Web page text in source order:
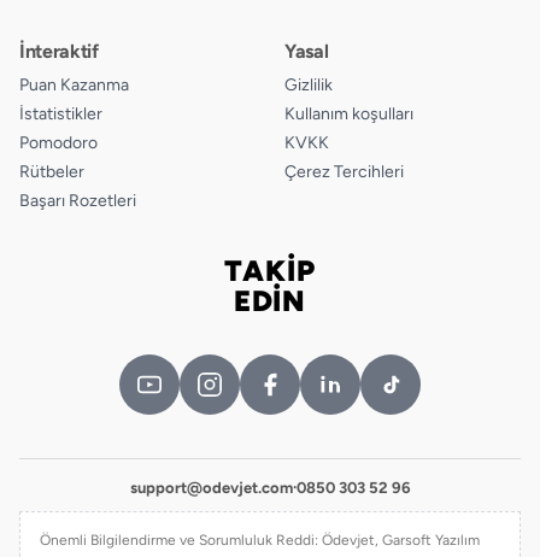
İnteraktif
Puan Kazanma
İstatistikler
Pomodoro
Rütbeler
Başarı Rozetleri
Yasal
Gizlilik
Kullanım koşulları
KVKK
Çerez Tercihleri
TAKİP
EDİN
support@odevjet.com·0850 303 52 96
Önemli Bilgilendirme ve Sorumluluk Reddi: Ödevjet, Garsoft Yazılım